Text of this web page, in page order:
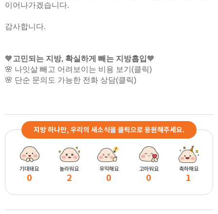
이어나가겠습니다.
감사합니다.
🧡 고민되는 지방, 확실하게 빼는 지방흡입 🧡
🌸 나잇살 빼고 어려보이는 비용 보기 (클릭)
🌸 단순 문의도 가능한 전화 상담(클릭)
지방 하나만, 우리의 새소식을 클릭으로 응원해주세요.
기대돼요
0
놀라워요
2
유익해요
0
고마워요
0
축하해요
1